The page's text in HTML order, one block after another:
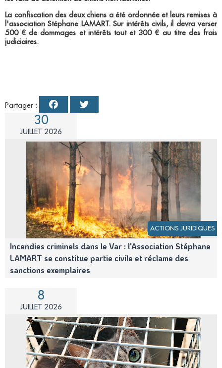
La confiscation des deux chiens a été ordonnée et leurs remises à
l'association Stéphane LAMART. Sur intérêts civils, il devra verser
500 € de dommages et intérêts tout et 300 € au titre des frais
judiciaires.
Partager :
30
JUILLET 2026
ACTIONS JURIDIQUES
Incendies criminels dans le Var : l'Association Stéphane
LAMART se constitue partie civile et réclame des
sanctions exemplaires
8
JUILLET 2026